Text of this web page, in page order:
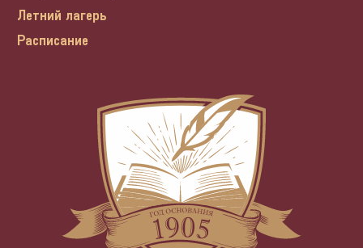
Летний лагерь
Расписание